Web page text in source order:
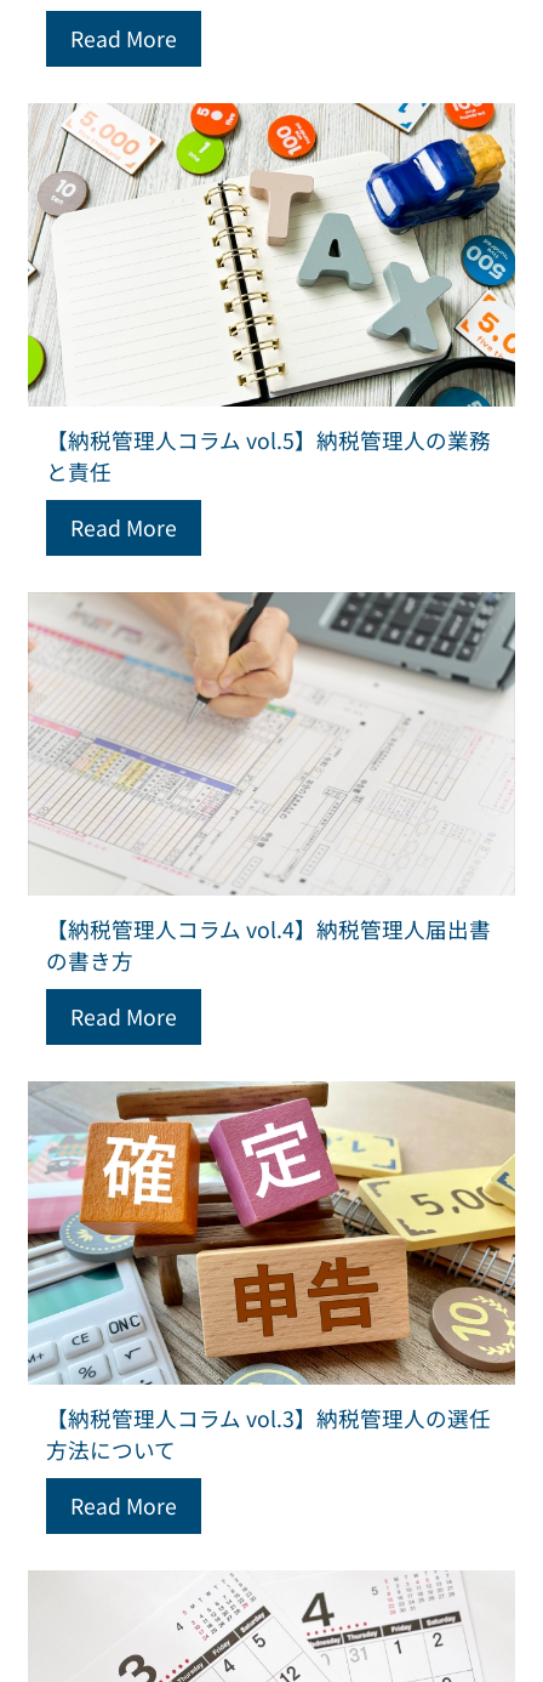
Read More
【納税管理人コラム vol.5】納税管理人の業務
と責任
Read More
【納税管理人コラム vol.4】納税管理人届出書
の書き方
Read More
【納税管理人コラム vol.3】納税管理人の選任
方法について
Read More